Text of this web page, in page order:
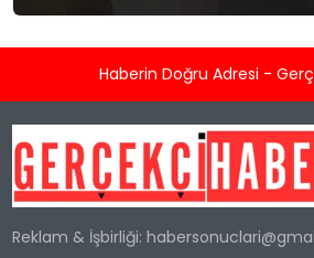
Haberin Doğru Adresi -
Reklam & İşbirliği: